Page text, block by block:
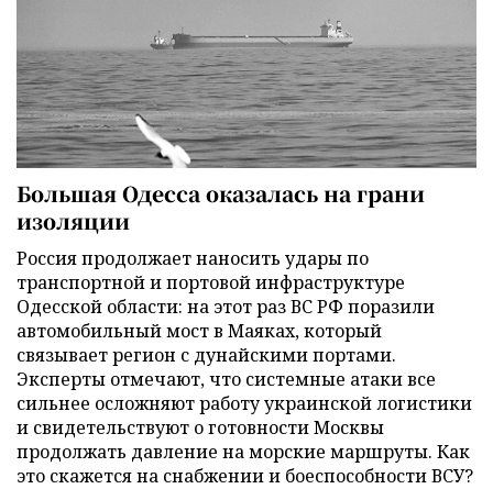
Большая Одесса оказалась на грани
изоляции
Россия продолжает наносить удары по
транспортной и портовой инфраструктуре
Одесской области: на этот раз ВС РФ поразили
автомобильный мост в Маяках, который
связывает регион с дунайскими портами.
Эксперты отмечают, что системные атаки все
сильнее осложняют работу украинской логистики
и свидетельствуют о готовности Москвы
продолжать давление на морские маршруты. Как
это скажется на снабжении и боеспособности ВСУ?